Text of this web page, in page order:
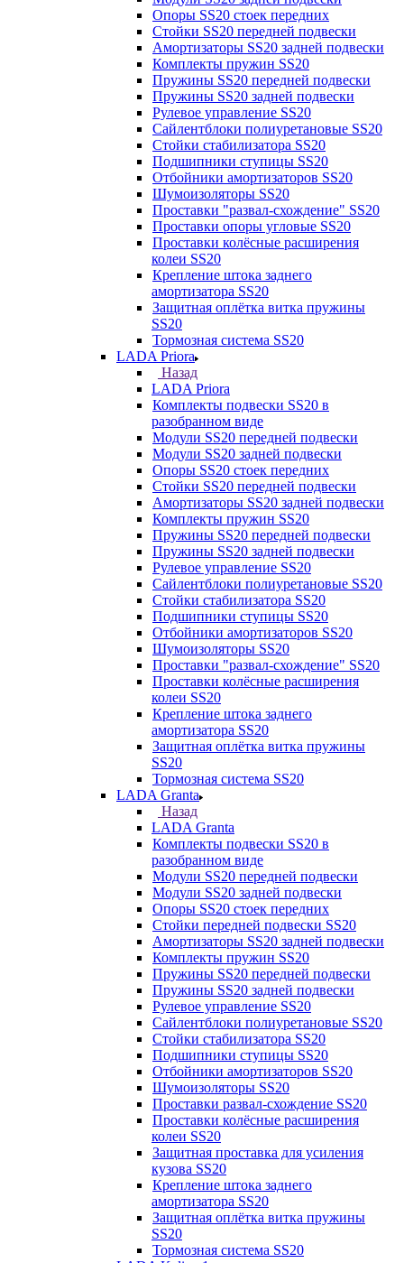
Опоры SS20 стоек передних
Стойки SS20 передней подвески
Амортизаторы SS20 задней подвески
Комплекты пружин SS20
Пружины SS20 передней подвески
Пружины SS20 задней подвески
Рулевое управление SS20
Сайлентблоки полиуретановые SS20
Стойки стабилизатора SS20
Подшипники ступицы SS20
Отбойники амортизаторов SS20
Шумоизоляторы SS20
Проставки "развал-схождение" SS20
Проставки опоры угловые SS20
Проставки колёсные расширения
колеи SS20
Крепление штока заднего
амортизатора SS20
Защитная оплётка витка пружины
SS20
Тормозная система SS20
LADA Priora
Назад
LADA Priora
Комплекты подвески SS20 в
разобранном виде
Модули SS20 передней подвески
Модули SS20 задней подвески
Опоры SS20 стоек передних
Стойки SS20 передней подвески
Амортизаторы SS20 задней подвески
Комплекты пружин SS20
Пружины SS20 передней подвески
Пружины SS20 задней подвески
Рулевое управление SS20
Сайлентблоки полиуретановые SS20
Стойки стабилизатора SS20
Подшипники ступицы SS20
Отбойники амортизаторов SS20
Шумоизоляторы SS20
Проставки "развал-схождение" SS20
Проставки колёсные расширения
колеи SS20
Крепление штока заднего
амортизатора SS20
Защитная оплётка витка пружины
SS20
Тормозная система SS20
LADA Granta
Назад
LADA Granta
Комплекты подвески SS20 в
разобранном виде
Модули SS20 передней подвески
Модули SS20 задней подвески
Опоры SS20 стоек передних
Стойки передней подвески SS20
Амортизаторы SS20 задней подвески
Комплекты пружин SS20
Пружины SS20 передней подвески
Пружины SS20 задней подвески
Рулевое управление SS20
Сайлентблоки полиуретановые SS20
Стойки стабилизатора SS20
Подшипники ступицы SS20
Отбойники амортизаторов SS20
Шумоизоляторы SS20
Проставки развал-схождение SS20
Проставки колёсные расширения
колеи SS20
Защитная проставка для усиления
кузова SS20
Крепление штока заднего
амортизатора SS20
Защитная оплётка витка пружины
SS20
Тормозная система SS20